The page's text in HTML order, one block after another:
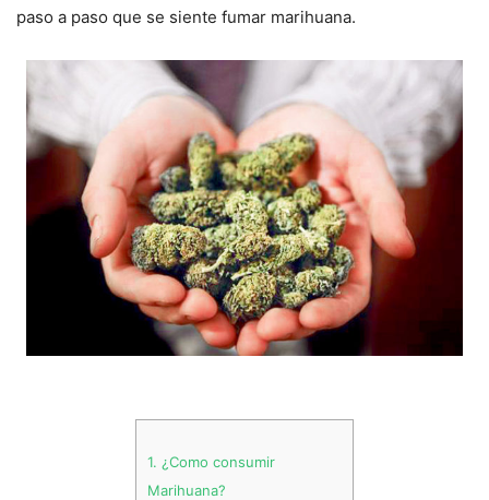
paso a paso que se siente fumar marihuana.
1. ¿Como consumir
Marihuana?